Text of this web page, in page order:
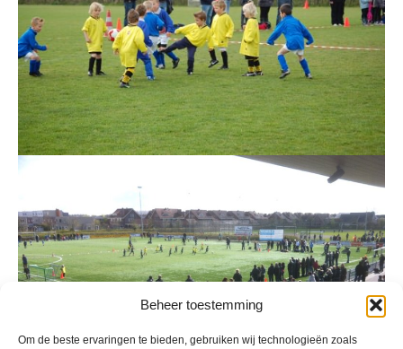
Beheer toestemming
Om de beste ervaringen te bieden, gebruiken wij technologieën zoals